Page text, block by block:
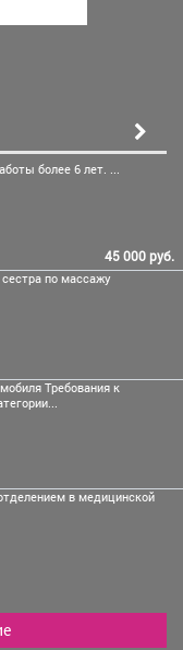
более 6 лет. ...
45 000 руб.
по массажу
Требования к
в медицинской